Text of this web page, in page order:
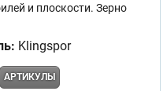
и плоскости. Зерно
Klingspor
АРТИКУЛЫ